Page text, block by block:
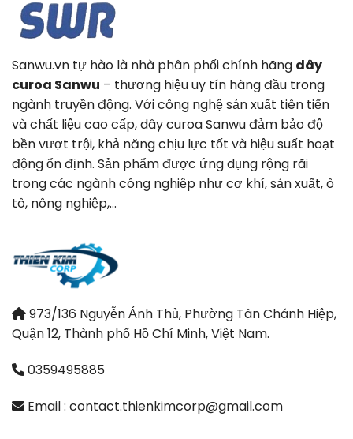
Sanwu.vn tự hào là nhà phân phối chính hãng dây
curoa Sanwu – thương hiệu uy tín hàng đầu trong
ngành truyền động. Với công nghệ sản xuất tiên tiến
và chất liệu cao cấp, dây curoa Sanwu đảm bảo độ
bền vượt trội, khả năng chịu lực tốt và hiệu suất hoạt
động ổn định. Sản phẩm được ứng dụng rộng rãi
trong các ngành công nghiệp như cơ khí, sản xuất, ô
tô, nông nghiệp,…
973/136 Nguyễn Ảnh Thủ, Phường Tân Chánh Hiệp,
Quận 12, Thành phố Hồ Chí Minh, Việt Nam.
0359495885
Email : contact.thienkimcorp@gmail.com